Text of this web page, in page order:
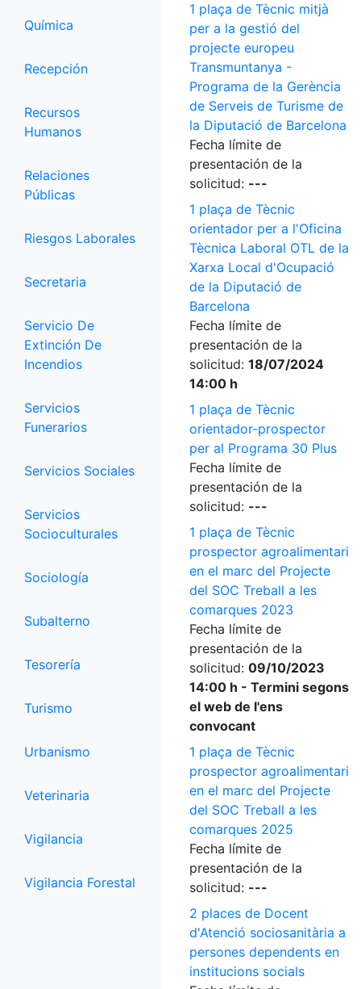
Química
Recepción
Recursos
Humanos
Relaciones
Públicas
Riesgos Laborales
Secretaria
Servicio De
Extinción De
Incendios
Servicios
Funerarios
Servicios Sociales
Servicios
Socioculturales
Sociología
Subalterno
Tesorería
Turismo
Urbanismo
Veterinaria
Vigilancia
Vigilancia Forestal
1 plaça de Tècnic mitjà
per a la gestió del
projecte europeu
Transmuntanya -
Programa de la Gerència
de Serveis de Turisme de
la Diputació de Barcelona
Fecha límite de
presentación de la
solicitud: ---
1 plaça de Tècnic
orientador per a l'Oficina
Tècnica Laboral OTL de la
Xarxa Local d'Ocupació
de la Diputació de
Barcelona
Fecha límite de
presentación de la
solicitud: 18/07/2024
14:00 h
1 plaça de Tècnic
orientador-prospector
per al Programa 30 Plus
Fecha límite de
presentación de la
solicitud: ---
1 plaça de Tècnic
prospector agroalimentari
en el marc del Projecte
del SOC Treball a les
comarques 2023
Fecha límite de
presentación de la
solicitud: 09/10/2023
14:00 h - Termini segons
el web de l'ens
convocant
1 plaça de Tècnic
prospector agroalimentari
en el marc del Projecte
del SOC Treball a les
comarques 2025
Fecha límite de
presentación de la
solicitud: ---
2 places de Docent
d'Atenció sociosanitària a
persones dependents en
institucions socials